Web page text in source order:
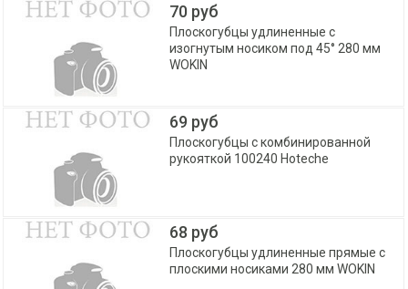
70 руб
Плоскогубцы удлиненные с
изогнутым носиком под 45° 280 мм
WOKIN
69 руб
Плоскогубцы с комбинированной
рукояткой 100240 Hoteche
68 руб
Плоскогубцы удлиненные прямые с
плоскими носиками 280 мм WOKIN